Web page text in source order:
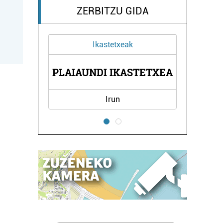
ZERBITZU GIDA
Ikastetxeak
PLAIAUNDI IKASTETXEA
Irun